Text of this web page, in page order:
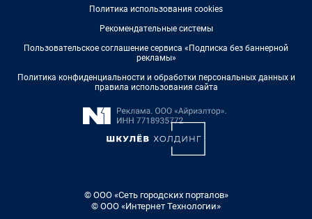
Политика использования cookies
Рекомендательные системы
Пользовательское соглашение сервиса «Подписка без баннерной
рекламы»
Политика конфиденциальности и обработки персональных данных и
правила использования сайта
© ООО «Сеть городских порталов»
© ООО «Интернет Технологии»